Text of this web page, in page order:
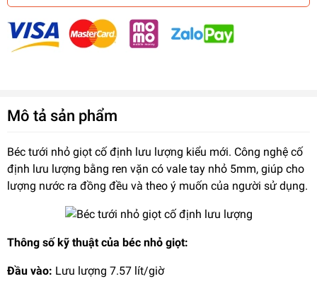
Mô tả sản phẩm
Béc tưới nhỏ giọt cố định lưu lượng kiểu mới. Công nghệ cố
định lưu lượng bằng ren vặn có vale tay nhỏ 5mm, giúp cho
lượng nước ra đồng đều và theo ý muốn của người sử dụng.
Thông số kỹ thuật của béc nhỏ giọt:
Đầu vào: Lưu lượng 7.57 lít/giờ